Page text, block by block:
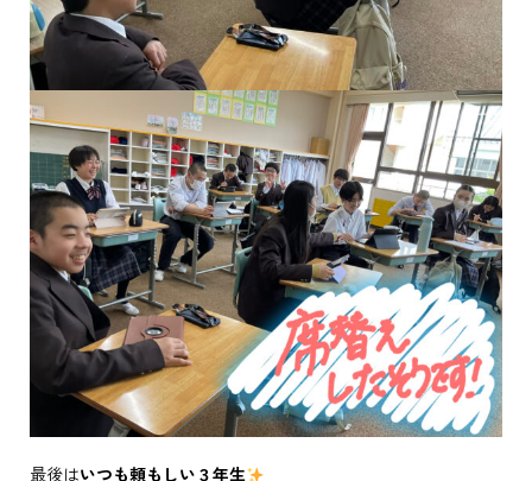
最後はいつも頼もしい３年生